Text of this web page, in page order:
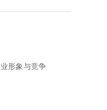
形象与竞争